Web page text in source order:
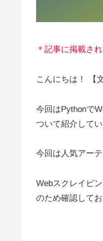
＊記事に掲載さ
こんにちは！ 【
今回はPythonで
ついて紹介してい
今回は人気アー
Webスクレイピ
のため確認してお